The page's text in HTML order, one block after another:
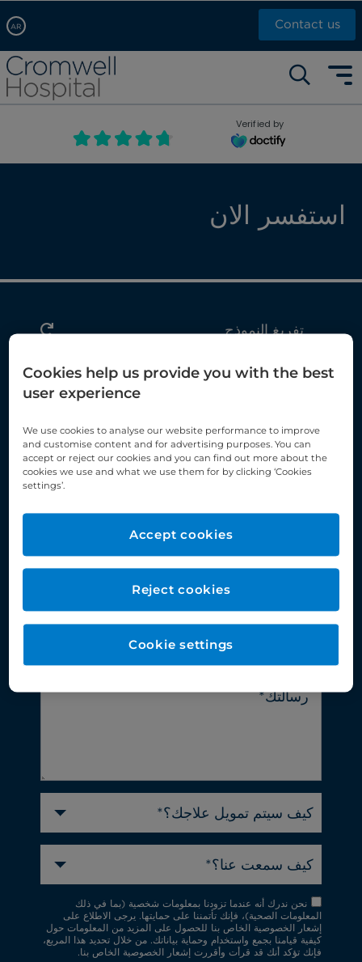
AR
Arabic, عربى
Chinese, 中文
French, Française
Contact us
Self pay: +44 (0)20 7244 4886
Call Now: +44 (0)20 7460 5700
Book an appointment
Verified by
استفسر الان
تفريغ النموذج
سبب الاستسفار*
كيف سيتم تمويل علاجك؟*
كيف سمعت عنا؟*
نحن ندرك أنه عندما تزودنا بمعلومات شخصية (بما في ذلك
المعلومات الصحية)، فإنك تأتمننا على حمايتها. يرجى الاطلاع على
إشعار الخصوصية الخاص بنا للحصول على المزيد من المعلومات حول
كيفية قيامنا بجمع واستخدام وحماية بياناتك. من خلال تحديد هذا المربع،
فإنك تؤكد أنك قد قرأت وأقررت إشعار الخصوصية الخاص بنا.
Cookies help us provide you with the best
user experience
We use cookies to analyse our website performance to improve
and customise content and for advertising purposes. You can
accept or reject our cookies and you can find out more about the
cookies we use and what we use them for by clicking ‘Cookies
settings’.
Reject cookies
Accept cookies
Cookie settings